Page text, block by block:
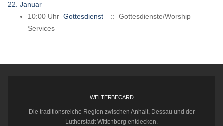
22. Januar
10:00 Uhr Gottesdienst
:: Gottesdienste/Worship
Services
WELTERBECARD
Die traditionsreiche Region zwischen Anhalt, Dessau und der
Lutherstadt Wittenberg entdecken.